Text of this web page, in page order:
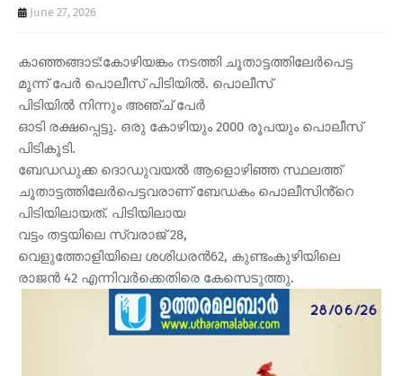
June 27, 2026
കാഞ്ഞങ്ങാട്:കോഴിയങ്കം നടത്തി ചൂതാട്ടത്തിലേർപെട്ട
മൂന്ന് പേർ പൊലീസ് പിടിയിൽ. പൊലീസ്
പിടിയിൽ നിന്നും അഞ്ച് പേർ
ഓടി രക്ഷപ്പെട്ടു. ഒരു കോഴിയും 2000 രൂപയും പൊലീസ്
പിടികൂടി.
ബേഡഡുക്ക ദൊഡുവയൽ ആളൊഴിഞ്ഞ സ്ഥലത്ത്
ചൂതാട്ടത്തിലേർപെട്ടവരാണ് ബേഡകം പൊലീസിൻ്റെ
പിടിയിലായത്. പിടിയിലായ
വട്ടം തട്ടയിലെ സ്വരാജ് 28,
വെളുത്തോളിയിലെ ശശിധരൻ62, കുണ്ടംകുഴിയിലെ
രാജൻ 42 എന്നിവർക്കെതിരെ കേസെടുത്തു.